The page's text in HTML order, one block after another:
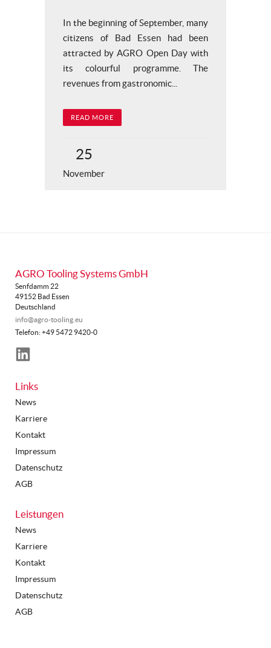
In the beginning of September, many
citizens of Bad Essen had been
attracted by AGRO Open Day with
its colourful programme. The
revenues from gastronomic...
READ MORE
25
November
AGRO Tooling Systems GmbH
Senfdamm 22
49152 Bad Essen
Deutschland
info@agro-tooling.eu
Telefon: +49 5472 9420-0
LinkedIn
Links
News
Karriere
Kontakt
Impressum
Datenschutz
AGB
Leistungen
News
Karriere
Kontakt
Impressum
Datenschutz
AGB